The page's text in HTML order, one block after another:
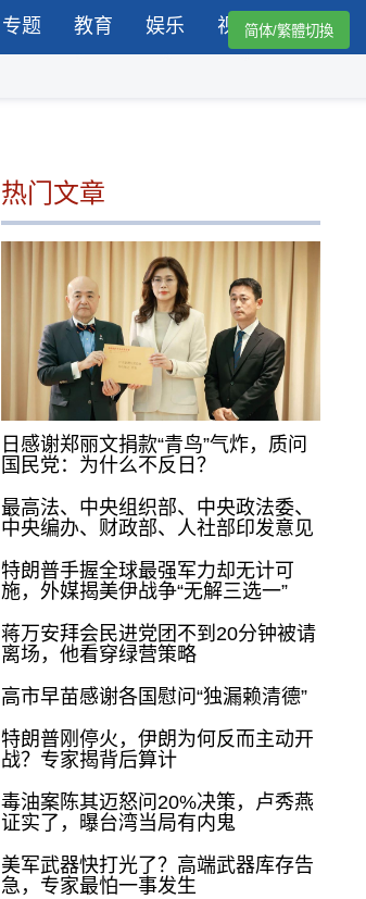
专题 教育 娱乐 视频简体/繁體切換
热门文章
日感谢郑丽文捐款“青鸟”气炸，质问
国民党：为什么不反日？
最高法、中央组织部、中央政法委、
中央编办、财政部、人社部印发意见
特朗普手握全球最强军力却无计可
施，外媒揭美伊战争“无解三选一”
蒋万安拜会民进党团不到20分钟被请
离场，他看穿绿营策略
高市早苗感谢各国慰问“独漏赖清德”
特朗普刚停火，伊朗为何反而主动开
战？专家揭背后算计
毒油案陈其迈怒问20%决策，卢秀燕
证实了，曝台湾当局有内鬼
美军武器快打光了？高端武器库存告
急，专家最怕一事发生